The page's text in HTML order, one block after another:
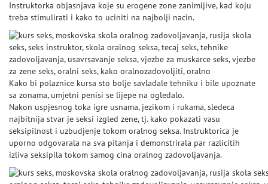
Instruktorka objasnjava koje su erogene zone zanimljive, kad koju
treba stimulirati i kako to uciniti na najbolji nacin.
Kako bi polaznice kursa sto bolje savladale tehniku i bile upoznate
sa zonama, umjetni penisi se lijepe na ogledalo.
Nakon uspjesnog toka igre usnama, jezikom i rukama, sledeca
najbitnija stvar je seksi izgled zene, tj. kako pokazati vasu
seksipilnost i uzbudjenje tokom oralnog seksa. Instruktorica je
uporno odgovarala na sva pitanja i demonstrirala par razlicitih
izliva seksipila tokom samog cina oralnog zadovoljavanja.